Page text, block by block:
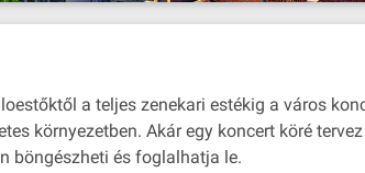
a teljes zenekari estékig a város
környezetben. Akár egy koncert köré
böngészheti és foglalhatja le.